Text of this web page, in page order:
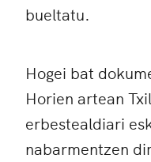
bueltatu.
Hogei bat
Horien artean
erbestealdiari
nabarmentzen